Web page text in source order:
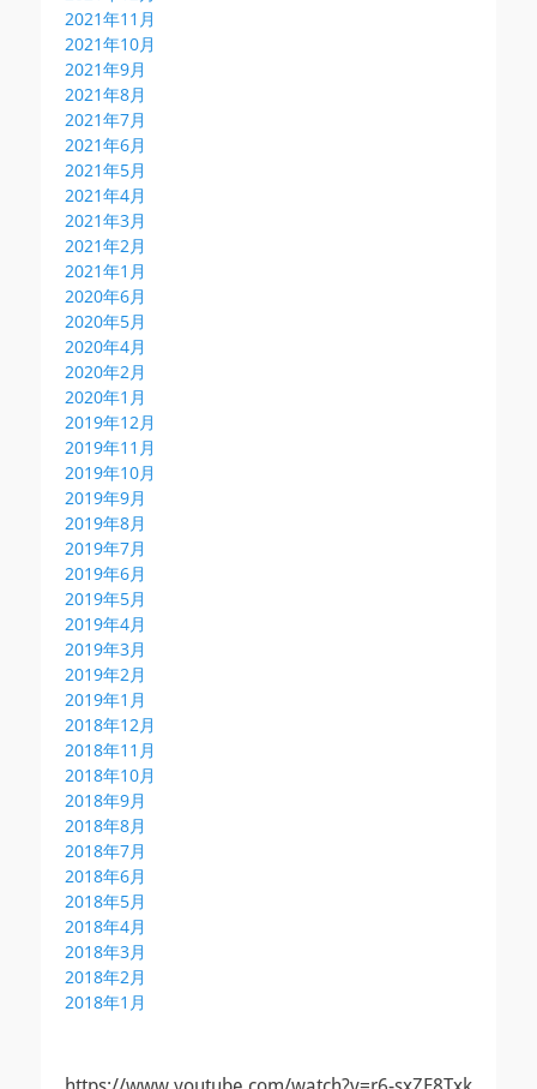
2021年11月
2021年10月
2021年9月
2021年8月
2021年7月
2021年6月
2021年5月
2021年4月
2021年3月
2021年2月
2021年1月
2020年6月
2020年5月
2020年4月
2020年2月
2020年1月
2019年12月
2019年11月
2019年10月
2019年9月
2019年8月
2019年7月
2019年6月
2019年5月
2019年4月
2019年3月
2019年2月
2019年1月
2018年12月
2018年11月
2018年10月
2018年9月
2018年8月
2018年7月
2018年6月
2018年5月
2018年4月
2018年3月
2018年2月
2018年1月